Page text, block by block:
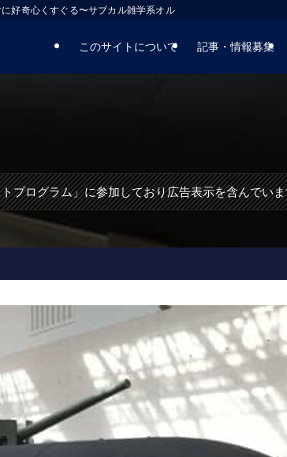
奇心くすぐる〜サブカル雑学系オルタナティブサイト
このサイトについて 記事・情報募集
プログラム」に参加しており広告表示を含んでい